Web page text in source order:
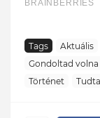
Tags Aktuális
Gondoltad volna
Történet